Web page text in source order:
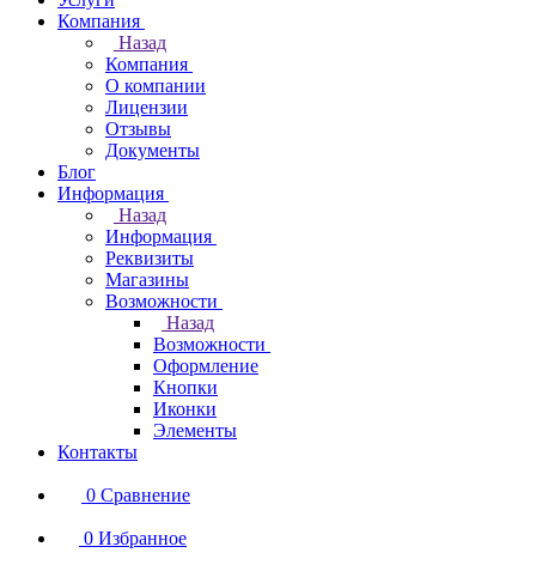
Компания
Назад
Компания
О компании
Лицензии
Отзывы
Документы
Блог
Информация
Назад
Информация
Реквизиты
Магазины
Возможности
Назад
Возможности
Оформление
Кнопки
Иконки
Элементы
Контакты
0 Сравнение
0 Избранное